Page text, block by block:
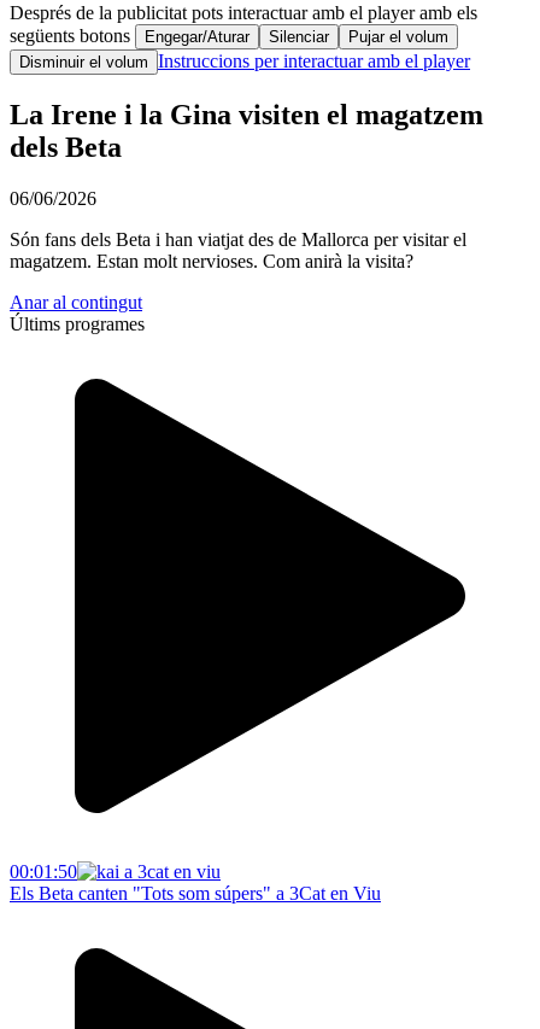
Després de la publicitat pots interactuar amb el player amb els
següents botons
Engegar/Aturar Silenciar
Pujar el volum
Disminuir el volum Instruccions per interactuar amb el player
La Irene i la Gina visiten el magatzem
dels Beta
06/06/2026
Són fans dels Beta i han viatjat des de Mallorca per visitar el
magatzem. Estan molt nervioses. Com anirà la visita?
Anar al contingut
Últims programes
00:01:50
Els Beta canten "Tots som súpers" a 3Cat en Viu